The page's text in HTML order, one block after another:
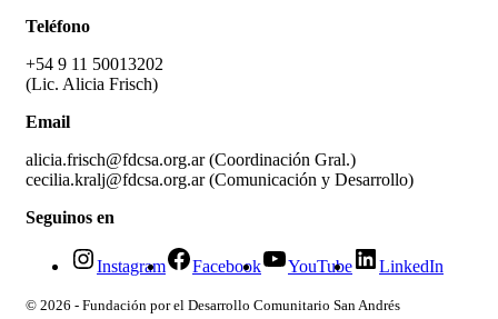
Teléfono
+54 9 11 50013202
(Lic. Alicia Frisch)
Email
alicia.frisch@fdcsa.org.ar (Coordinación Gral.)
cecilia.kralj@fdcsa.org.ar (Comunicación y Desarrollo)
Seguinos en
Instagram Facebook YouTube LinkedIn
© 2026 - Fundación por el Desarrollo Comunitario San Andrés